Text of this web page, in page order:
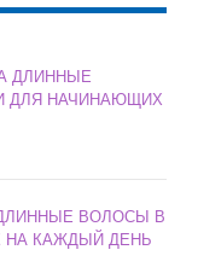
ДЛИННЫЕ
ДЛЯ НАЧИНАЮЩИХ
ВОЛОСЫ В
КАЖДЫЙ ДЕНЬ